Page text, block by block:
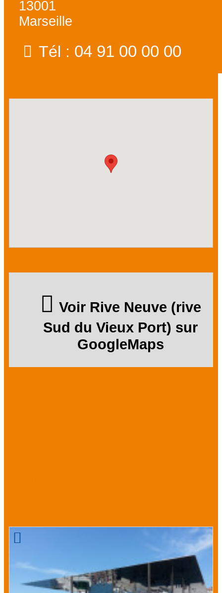
13001
Marseille
Tél : 04 91 00 00 00
Voir Rive Neuve (rive
Sud du Vieux Port) sur
GoogleMaps